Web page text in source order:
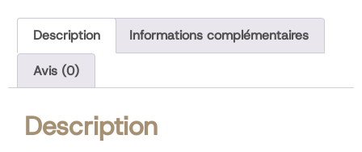
Description Informations complémentaires
Avis (0)
Description